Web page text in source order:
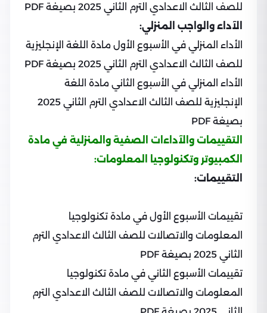
للصف الثالث الاعدادي الترم الثاني 2025 بصيغة PDF
الآداء والواجب المنزلي:
الأداء المنزلي في الأسبوع الأول مادة اللغة الإنجليزية
للصف الثالث الاعدادي الترم الثاني 2025 بصيغة PDF
الأداء المنزلي في الأسبوع الثاني مادة اللغة
الإنجليزية للصف الثالث الاعدادي الترم الثاني 2025
بصيغة PDF
التقييمات والآداءات الصفية والمنزلية في مادة
الكمبيوتر وتكنولوجيا المعلومات:
التقييمات:
تقييمات الأسبوع الأول في مادة تكنولوجيا
المعلومات والاتصالات للصف الثالث الاعدادي الترم
الثاني 2025 بصيغة PDF
تقييمات الأسبوع الثاني في مادة تكنولوجيا
المعلومات والاتصالات للصف الثالث الاعدادي الترم